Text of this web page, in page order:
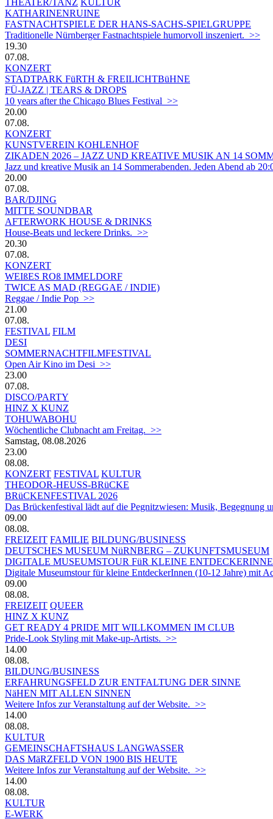
KATHARINENRUINE
FASTNACHTSPIELE DER HANS-SACHS-SPIELGRUPPE
Traditionelle Nürnberger Fastnachtspiele humorvoll inszeniert. >>
19.30
07.08.
KONZERT
STADTPARK FüRTH & FREILICHTBüHNE
FÜ-JAZZ | TEARS & DROPS
10 years after the Chicago Blues Festival >>
20.00
07.08.
KONZERT
KUNSTVEREIN KOHLENHOF
ZIKADEN 2026 – JAZZ UND KREATIVE MUSIK AN 14
Jazz und kreative Musik an 14 Sommerabenden. Jeden Abend ab
20.00
07.08.
BAR/DJING
MITTE SOUNDBAR
AFTERWORK HOUSE & DRINKS
House-Beats und leckere Drinks. >>
20.30
07.08.
KONZERT
WEIßES ROß IMMELDORF
TWICE AS MAD (REGGAE / INDIE)
Reggae / Indie Pop >>
21.00
07.08.
FESTIVAL FILM
DESI
SOMMERNACHTFILMFESTIVAL
Open Air Kino im Desi >>
23.00
07.08.
DISCO/PARTY
HINZ X KUNZ
TOHUWABOHU
Wöchentliche Clubnacht am Freitag. >>
Samstag, 08.08.2026
23.00
08.08.
KONZERT FESTIVAL KULTUR
THEODOR-HEUSS-BRüCKE
BRüCKENFESTIVAL 2026
Das Brückenfestival lädt auf die Pegnitzwiesen: Musik, Begegnung
09.00
08.08.
FREIZEIT FAMILIE BILDUNG/BUSINESS
DEUTSCHES MUSEUM NüRNBERG – ZUKUNFTSMUSEUM
DIGITALE MUSEUMSTOUR FüR KLEINE
Digitale Museumstour für kleine EntdeckerInnen (10-12 Jahre) mit
09.00
08.08.
FREIZEIT QUEER
HINZ X KUNZ
GET READY 4 PRIDE MIT WILLKOMMEN IM CLUB
Pride-Look Styling mit Make-up-Artists. >>
14.00
08.08.
BILDUNG/BUSINESS
ERFAHRUNGSFELD ZUR ENTFALTUNG DER SINNE
NäHEN MIT ALLEN SINNEN
Weitere Infos zur Veranstaltung auf der Website. >>
14.00
08.08.
KULTUR
GEMEINSCHAFTSHAUS LANGWASSER
DAS MäRZFELD VON 1900 BIS HEUTE
Weitere Infos zur Veranstaltung auf der Website. >>
14.00
08.08.
KULTUR
E-WERK